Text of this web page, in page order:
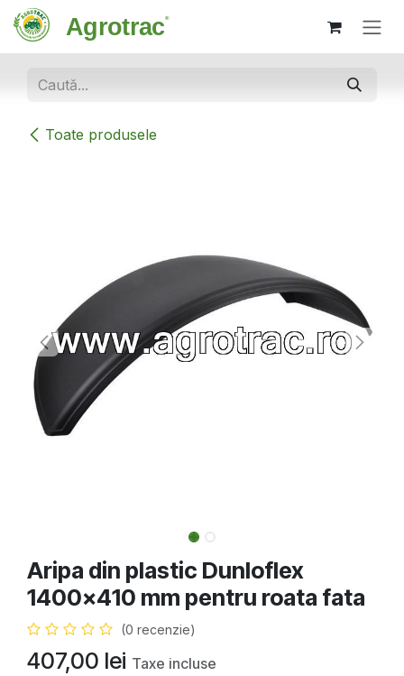
Sari la conținut
Toate produsele
Aripa din plastic Dunloflex
1400x410 mm pentru roata fata
(0 recenzie)
407,00 lei Taxe incluse